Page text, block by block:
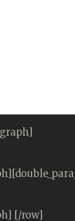
[/row]